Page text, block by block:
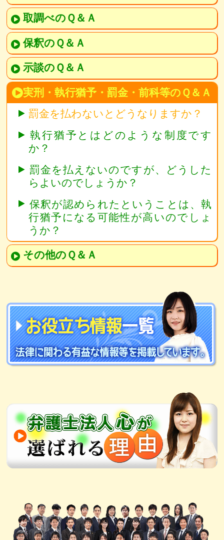
取調べのＱ＆Ａ
保釈のＱ＆Ａ
示談のＱ＆Ａ
実刑・執行猶予・罰金・前科等のＱ＆Ａ
罰金を払わないとどうなりますか？
執行猶予とはどのような制度です
か？
罰金を払えないのですが、どうした
らよいのでしょうか？
保釈が認められたということは、執
行猶予になる可能性が高いのでしょ
うか？
その他のＱ＆Ａ